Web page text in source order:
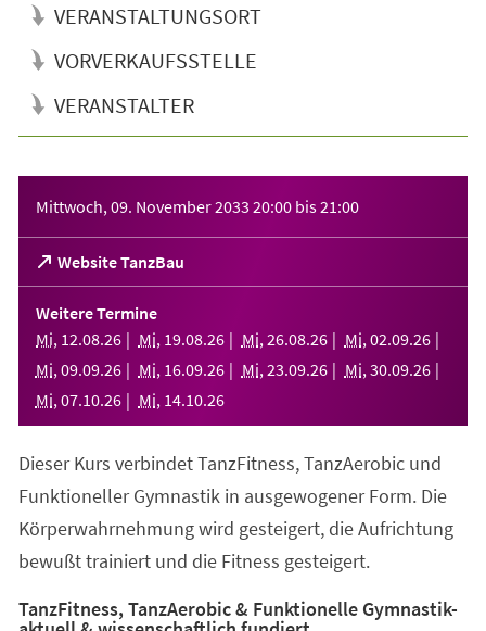
VERANSTALTUNGSORT
VORVERKAUFSSTELLE
VERANSTALTER
Mittwoch, 09. November 2033 20:00 bis21:00
Website TanzBau
(Öffnet
in
einem
neuen
Tab)
Weitere Termine
Mi, 12.08.26 Mi, 19.08.26 Mi, 26.08.26 Mi, 02.09.26
Mi, 09.09.26 Mi, 16.09.26 Mi, 23.09.26 Mi, 30.09.26
Mi, 07.10.26 Mi, 14.10.26
Dieser Kurs verbindet TanzFitness, TanzAerobic und
Funktioneller Gymnastik in ausgewogener Form. Die
Körperwahrnehmung wird gesteigert, die Aufrichtung
bewußt trainiert und die Fitness gesteigert.
TanzFitness, TanzAerobic & Funktionelle Gymnastik-